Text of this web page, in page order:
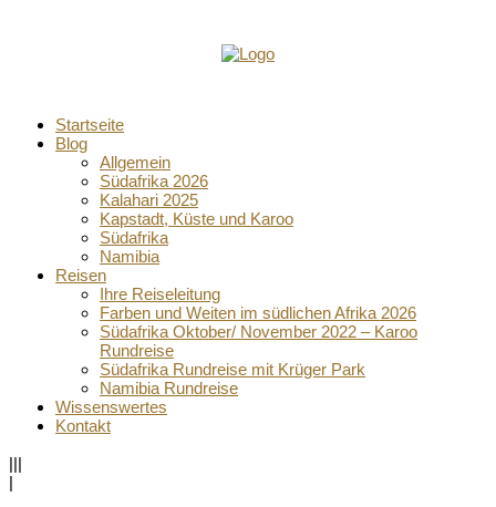
Startseite
Blog
Allgemein
Südafrika 2026
Kalahari 2025
Kapstadt, Küste und Karoo
Südafrika
Namibia
Reisen
Ihre Reiseleitung
Farben und Weiten im südlichen Afrika 2026
Südafrika Oktober/ November 2022 – Karoo
Rundreise
Südafrika Rundreise mit Krüger Park
Namibia Rundreise
Wissenswertes
Kontakt
|||
|